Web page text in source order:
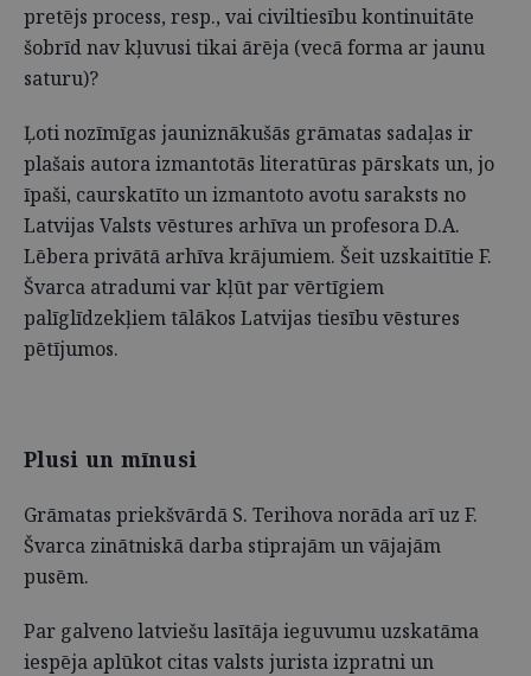
pretējs process, resp., vai civiltiesību kontinuitāte
šobrīd nav kļuvusi tikai ārēja (vecā forma ar jaunu
saturu)?
Ļoti nozīmīgas jauniznākušās grāmatas sadaļas ir
plašais autora izmantotās literatūras pārskats un, jo
īpaši, caurskatīto un izmantoto avotu saraksts no
Latvijas Valsts vēstures arhīva un profesora D.A.
Lēbera privātā arhīva krājumiem. Šeit uzskaitītie F.
Švarca atradumi var kļūt par vērtīgiem
palīglīdzekļiem tālākos Latvijas tiesību vēstures
pētījumos.
Plusi un mīnusi
Grāmatas priekšvārdā S. Terihova norāda arī uz F.
Švarca zinātniskā darba stiprajām un vājajām
pusēm.
Par galveno latviešu lasītāja ieguvumu uzskatāma
iespēja aplūkot citas valsts jurista izpratni un